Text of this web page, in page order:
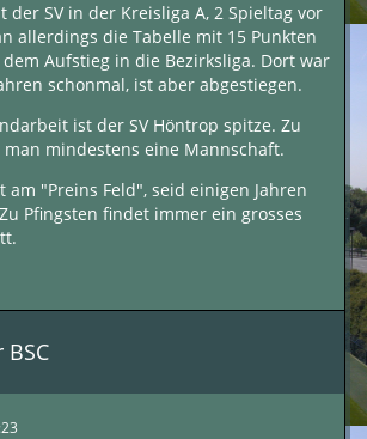
der SV in der Kreisliga A, 2 Spieltag vor
allerdings die Tabelle mit 15 Punkten
Aufstieg in die Bezirksliga. Dort war
schonmal, ist aber abgestiegen.
ist der SV Höntrop spitze. Zu
man mindestens eine Mannschaft.
am "Preins Feld", seid einigen Jahren
Pfingsten findet immer ein grosses